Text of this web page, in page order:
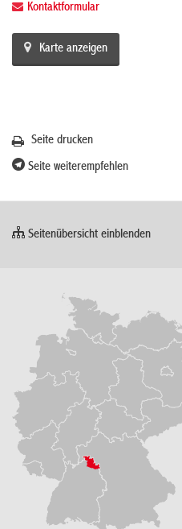
Kontaktformular
Karte anzeigen
Seite drucken
Seite weiterempfehlen
Seitenübersicht einblenden